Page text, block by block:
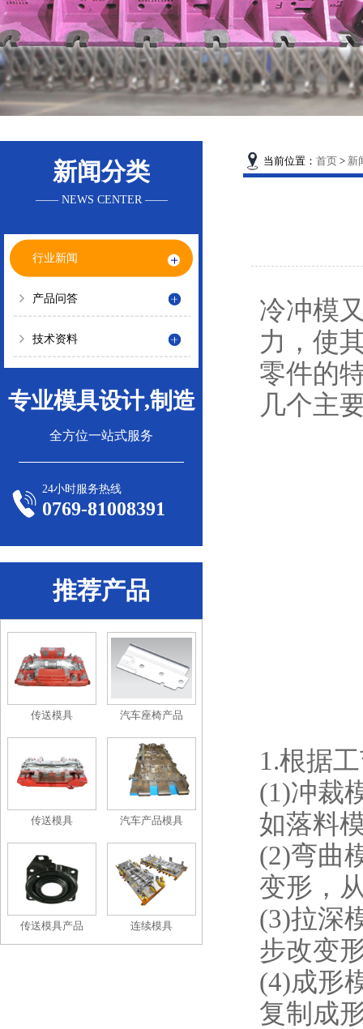
新闻分类
—— NEWS CENTER ——
行业新闻
产品问答
技术资料
专业模具设计,制造
全方位一站式服务
24小时服务热线
0769-81008391
推荐产品
传送模具 汽车座椅产品
传送模具 汽车产品模具
传送模具产品 连续模具
当前位置： 首页 > 新
冷冲模
力，使
零件的
几个主
1.根据
(1)冲裁
如落料
(2)弯曲
变形，
(3)拉深
步改变
(4)成形
复制成